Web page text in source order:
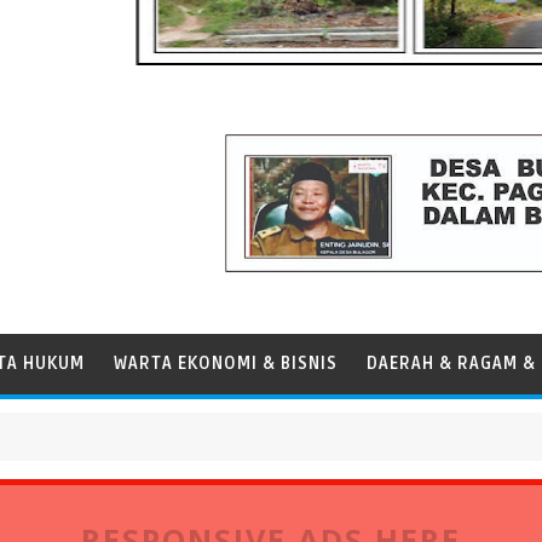
HUKUM WARTA EKONOMI & BISNIS DAERAH & RAGAM
Perkuat Peran Pelabuhan bagi Perekonomian Daerah